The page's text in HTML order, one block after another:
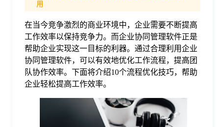
格
用
在当今竞争激烈的商业环境中，企业需要不断提高
工作效率以保持竞争力。而企业协同管理软件正是
帮助企业实现这一目标的利器。通过合理利用企业
协同管理软件，可以有效地优化工作流程，提高团
队协作效率。下面将介绍10个流程优化技巧，帮助
企业轻松提高工作效率。